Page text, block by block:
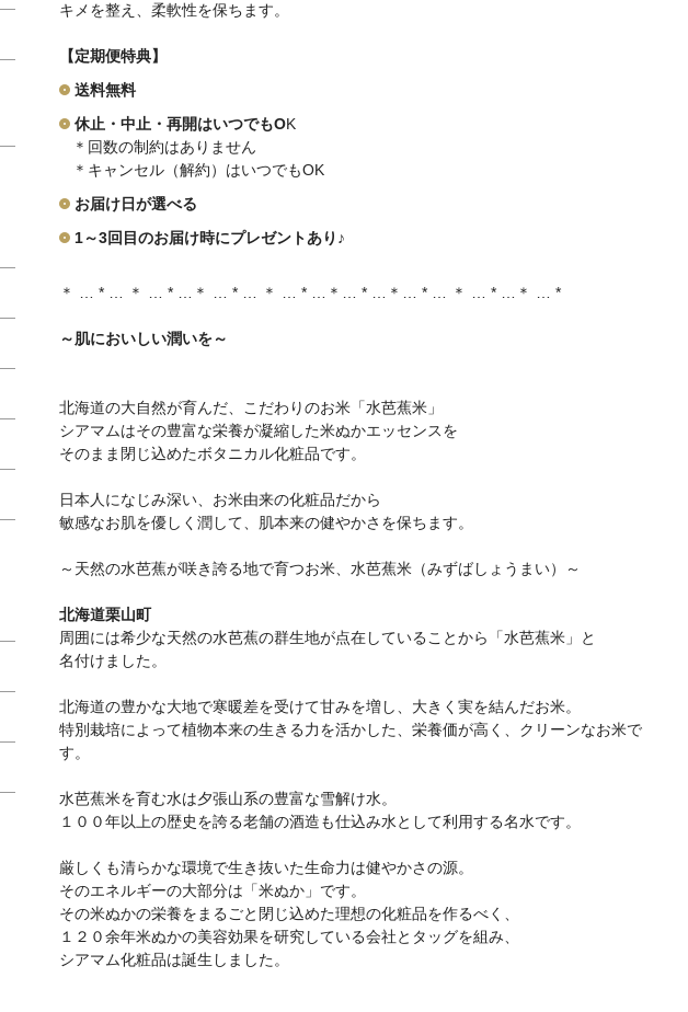
キメを整え、柔軟性を保ちます。
【定期便特典】
送料無料
休止・中止・再開はいつでもOK
＊回数の制約はありません
＊キャンセル（解約）はいつでもOK
お届け日が選べる
1～3回目のお届け時にプレゼントあり♪
＊ … * … ＊ … * …＊ … * … ＊ … * …＊… * …＊… * … ＊ … * …＊ … *
～肌においしい潤いを～
北海道の大自然が育んだ、こだわりのお米「水芭蕉米」
シアマムはその豊富な栄養が凝縮した米ぬかエッセンスを
そのまま閉じ込めたボタニカル化粧品です。
日本人になじみ深い、お米由来の化粧品だから
敏感なお肌を優しく潤して、肌本来の健やかさを保ちます。
～天然の水芭蕉が咲き誇る地で育つお米、水芭蕉米（みずばしょうまい）～
北海道栗山町
周囲には希少な天然の水芭蕉の群生地が点在していることから「水芭蕉米」と
名付けました。
北海道の豊かな大地で寒暖差を受けて甘みを増し、大きく実を結んだお米。
特別栽培によって植物本来の生きる力を活かした、栄養価が高く、クリーンなお米で
す。
水芭蕉米を育む水は夕張山系の豊富な雪解け水。
１００年以上の歴史を誇る老舗の酒造も仕込み水として利用する名水です。
厳しくも清らかな環境で生き抜いた生命力は健やかさの源。
そのエネルギーの大部分は「米ぬか」です。
その米ぬかの栄養をまるごと閉じ込めた理想の化粧品を作るべく、
１２０余年米ぬかの美容効果を研究している会社とタッグを組み、
シアマム化粧品は誕生しました。